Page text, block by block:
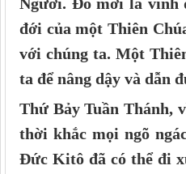
đới của một Thiên
với chúng ta. Một
ta để nâng dậy và dẫn
Thứ Bảy Tuần Thánh,
thời khắc mọi ngõ
Đức Kitô đã có thể đi